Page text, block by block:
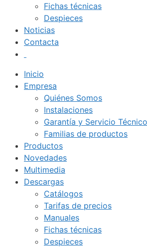
Fichas técnicas
Despieces
Noticias
Contacta
Inicio
Empresa
Quiénes Somos
Instalaciones
Garantía y Servicio Técnico
Familias de productos
Productos
Novedades
Multimedia
Descargas
Catálogos
Tarifas de precios
Manuales
Fichas técnicas
Despieces